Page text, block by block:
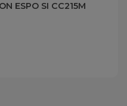
ESPO SI CC215M